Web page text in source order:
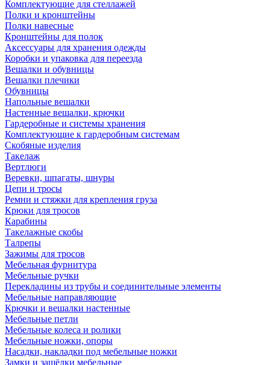
Комплектующие для стеллажей
Полки и кронштейны
Полки навесные
Кронштейны для полок
Аксессуары для хранения одежды
Коробки и упаковка для переезда
Вешалки и обувницы
Вешалки плечики
Обувницы
Напольные вешалки
Настенные вешалки, крючки
Гардеробные и системы хранения
Комплектующие к гардеробным системам
Скобяные изделия
Такелаж
Вертлюги
Веревки, шпагаты, шнуры
Цепи и тросы
Ремни и стяжки для крепления груза
Крюки для тросов
Карабины
Такелажные скобы
Талрепы
Зажимы для тросов
Мебельная фурнитура
Мебельные ручки
Перекладины из трубы и соединительные элементы
Мебельные направляющие
Крючки и вешалки настенные
Мебельные петли
Мебельные колеса и ролики
Мебельные ножки, опоры
Насадки, накладки под мебельные ножки
Замки и защёлки мебельные